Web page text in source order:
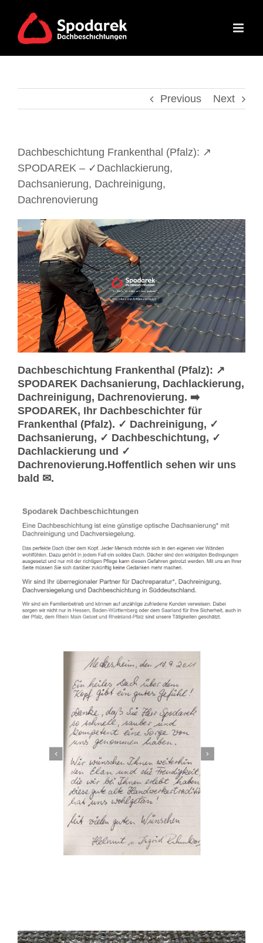
content
Previous Next
Dachbeschichtung Frankenthal (Pfalz): ↗️
SPODAREK – ✓Dachlackierung,
Dachsanierung, Dachreinigung,
Dachrenovierung
Dachbeschichtung Frankenthal (Pfalz): ↗️
SPODAREK Dachsanierung, Dachlackierung,
Dachreinigung, Dachrenovierung. ➡️
SPODAREK, Ihr Dachbeschichter für
Frankenthal (Pfalz). ✓ Dachreinigung, ✓
Dachsanierung, ✓ Dachbeschichtung, ✓
Dachlackierung und ✓
Dachrenovierung.Hoffentlich sehen wir uns
bald ✉.